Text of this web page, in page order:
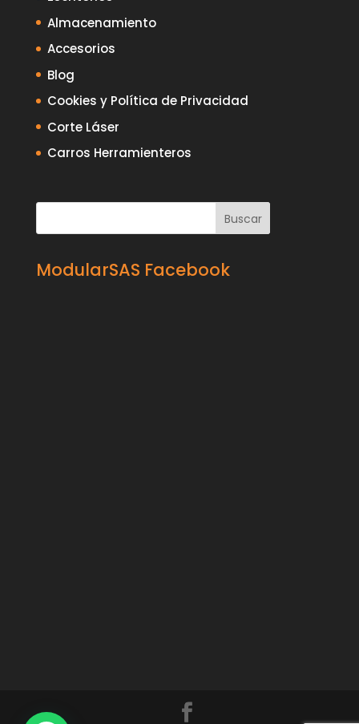
Almacenamiento
Accesorios
Blog
Cookies y Política de Privacidad
Corte Láser
Carros Herramienteros
ModularSAS Facebook